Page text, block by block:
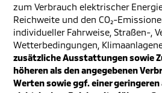
zum Verbrauch elektrischer
Reichweite und den CO₂-
individueller Fahrweise, Straßen-,
Wetterbedingungen,
zusätzliche Ausstattungen sowie
höheren als den angegebenen
Werten sowie ggf. einer geringeren